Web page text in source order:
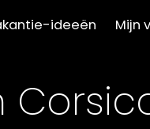
ideeën Mijn